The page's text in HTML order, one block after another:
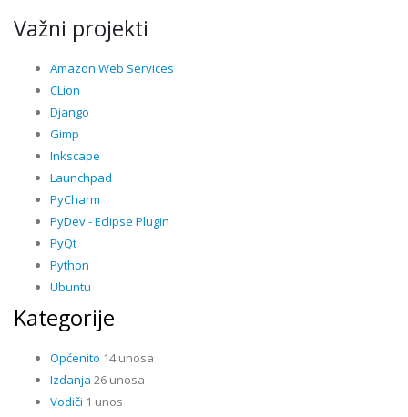
Važni projekti
Amazon Web Services
CLion
Django
Gimp
Inkscape
Launchpad
PyCharm
PyDev - Eclipse Plugin
PyQt
Python
Ubuntu
Kategorije
Općenito 14 unosa
Izdanja 26 unosa
Vodiči 1 unos